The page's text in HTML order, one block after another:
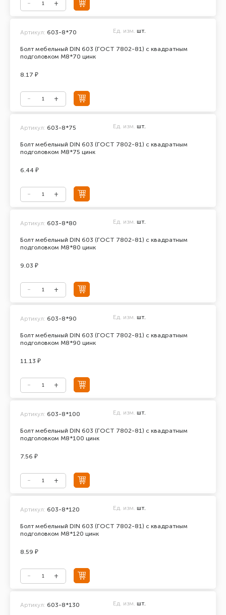
Болт мебельный DIN 603 (ГОСТ 7802-81) с квадратным
подголовком М8*70 цинк
Артикул: 603-8*70 Ед. изм. шт.
8.17 ₽
Болт мебельный DIN 603 (ГОСТ 7802-81) с квадратным
подголовком М8*75 цинк
Артикул: 603-8*75 Ед. изм. шт.
6.44 ₽
Болт мебельный DIN 603 (ГОСТ 7802-81) с квадратным
подголовком М8*80 цинк
Артикул: 603-8*80 Ед. изм. шт.
9.03 ₽
Болт мебельный DIN 603 (ГОСТ 7802-81) с квадратным
подголовком М8*90 цинк
Артикул: 603-8*90 Ед. изм. шт.
11.13 ₽
Болт мебельный DIN 603 (ГОСТ 7802-81) с квадратным
подголовком М8*100 цинк
Артикул: 603-8*100 Ед. изм. шт.
7.56 ₽
Болт мебельный DIN 603 (ГОСТ 7802-81) с квадратным
подголовком М8*120 цинк
Артикул: 603-8*120 Ед. изм. шт.
8.59 ₽
Артикул: 603-8*130 Ед. изм. шт.